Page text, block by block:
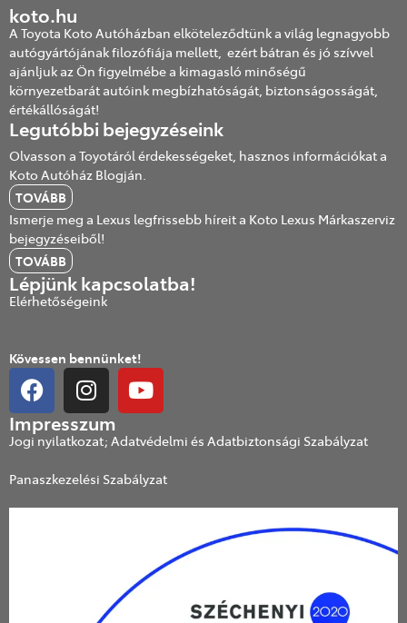
koto.hu
A Toyota Koto Autóházban elköteleződtünk a világ legnagyobb
autógyártójának filozófiája mellett, ezért bátran és jó szívvel
ajánljuk az Ön figyelmébe a kimagasló minőségű
környezetbarát autóink megbízhatóságát, biztonságosságát,
értékállóságát!
Legutóbbi bejegyzéseink
Olvasson a Toyotáról érdekességeket, hasznos információkat a
Koto Autóház Blogján.
TOVÁBB
Ismerje meg a Lexus legfrissebb híreit a Koto Lexus Márkaszerviz
bejegyzéseiből!
TOVÁBB
Lépjünk kapcsolatba!
Elérhetőségeink
Kövessen bennünket!
Impresszum
Jogi nyilatkozat; Adatvédelmi és Adatbiztonsági Szabályzat
Panaszkezelési Szabályzat